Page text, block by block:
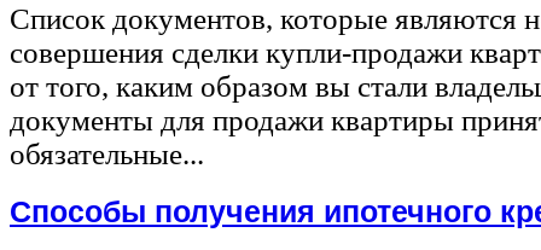
Список документов, которые являются
совершения сделки купли-продажи
от того, каким образом вы стали
документы для продажи квартиры
обязательные...
Способы получения ипотечного